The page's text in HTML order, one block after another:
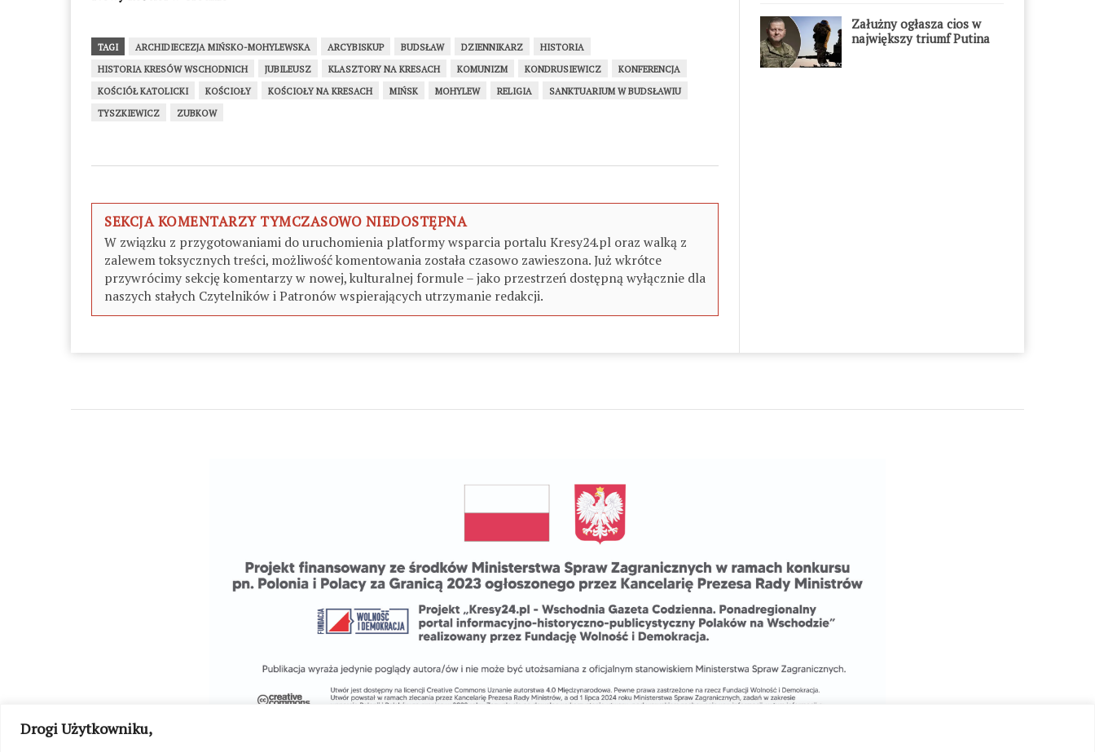
Drogi Użytkowniku,
TAGI ARCHIDIECEZJA MIŃSKO-MOHYLEWSKA ARCYBISKUP BUDSŁAW DZIENNIKARZ
HISTORIA
HISTORIA KRESÓW WSCHODNICH
JUBILEUSZ KLASZTORY NA KRESACH KOMUNIZM KONDRUSIEWICZ
KONFERENCJA
KOŚCIÓŁ KATOLICKI
KOŚCIOŁY KOŚCIOŁY NA KRESACH MIŃSK MOHYLEW RELIGIA
SANKTUARIUM W BUDSŁAWIU
TYSZKIEWICZ
ZUBKOW
SEKCJA KOMENTARZY TYMCZASOWO NIEDOSTĘPNA
W związku z przygotowaniami do uruchomienia platformy wsparcia portalu Kresy24.pl oraz walką z
zalewem toksycznych treści, możliwość komentowania została czasowo zawieszona. Już wkrótce
przywrócimy sekcję komentarzy w nowej, kulturalnej formule – jako przestrzeń dostępną wyłącznie dla
naszych stałych Czytelników i Patronów wspierających utrzymanie redakcji.
Załużny ogłasza cios w
największy triumf Putina